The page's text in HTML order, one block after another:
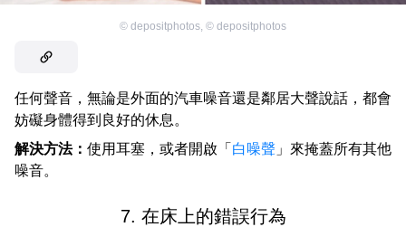
© depositphotos © depositphotos
任何聲音，無論是外面的汽車噪音還是鄰居大聲說話，都會
妨礙身體得到良好的休息。
解決方法： 使用耳塞，或者開啟「 白噪聲 」來掩蓋所有其他
噪音。
7. 在床上的錯誤行為